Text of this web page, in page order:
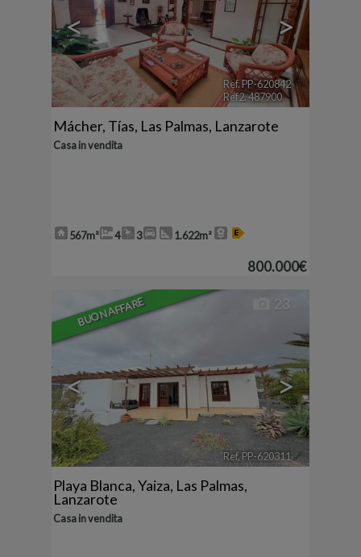
< >
Ref. PP-620842🔗
Ref2. 487900
Mácher, Tías, Las Palmas, Lanzarote
Casa in vendita
567m² 4 3 1.622m²
800.000€
BUON AFFARE
< >
23
Ref. PP-620311 🔗
Playa Blanca,Yaiza, Las Palmas,
Lanzarote
Casa in vendita